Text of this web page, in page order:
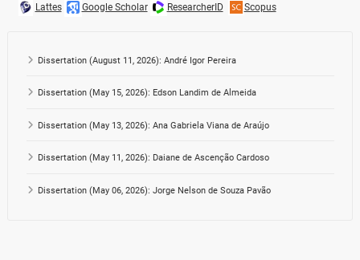
Lattes
Google Scholar ResearcherID Scopus
Dissertation (August 11, 2026): André Igor Pereira
Dissertation (May 15, 2026): Edson Landim de Almeida
Dissertation (May 13, 2026): Ana Gabriela Viana de Araújo
Dissertation (May 11, 2026): Daiane de Ascenção Cardoso
Dissertation (May 06, 2026): Jorge Nelson de Souza Pavão